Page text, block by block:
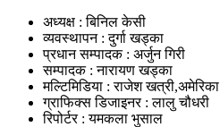
अध्यक्ष : बिनिल केसी
व्यवस्थापन : दुर्गा खड्का
प्रधान सम्पादक : अर्जुन गिरी
सम्पादक : नारायण खड्का
मल्टिमिडिया : राजेश खत्री,अमेरिका
ग्राफिक्स डिजाइनर : लालु चौधरी
रिपोर्टर : यमकला भुसाल